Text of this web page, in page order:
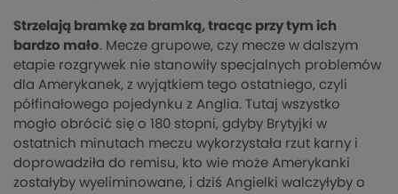
Strzelają bramkę za bramką, tracąc przy tym ich
bardzo mało. Mecze grupowe, czy mecze w dalszym
etapie rozgrywek nie stanowiły specjalnych problemów
dla Amerykanek, z wyjątkiem tego ostatniego, czyli
półfinałowego pojedynku z Anglia. Tutaj wszystko
mogło obrócić się o 180 stopni, gdyby Brytyjki w
ostatnich minutach meczu wykorzystała rzut karny i
doprowadziła do remisu, kto wie może Amerykanki
zostałyby wyeliminowane, i dziś Angielki walczyłyby o